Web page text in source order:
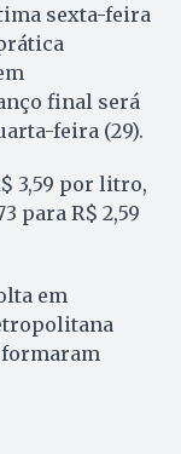
sexta-feira
final será
feira (29).
3,59 por litro,
para R$ 2,59
em
formaram